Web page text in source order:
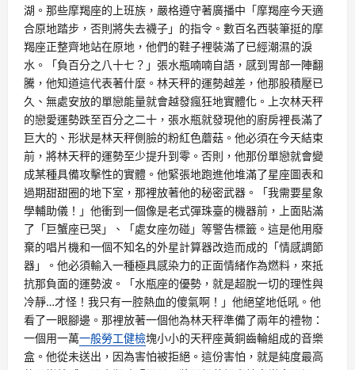
湖。那些摩羯座的上班族，嚴格遵守著廣播中「摩羯座今天適
合原地踏步，否則將失去襪子」的指令。數百名西裝筆挺的摩
羯座正整齊地站在原地，他們的鞋子裡裝滿了已經潮濕的淚
水。「負百分之八十七？」張水瓶喃喃自語，感到胃部一陣翻
騰，他知道這代表著什麼。林天秤的運勢越差，他那股積壓已
久、無處安放的單戀能量就會越發瘋狂地實體化。上次林天秤
的戀愛運勢跌至百分之二十，張水瓶就發現他的廚房裡長滿了
巨大的、形狀是林天秤側臉的粉紅色蘑菇。他必須在今天結束
前，將林天秤的運勢至少提升到零。否則，他那份單戀就會變
成某種具備攻擊性的實體。他緊張地跑進他堆滿了星座圖表和
過期甜甜圈的地下室，那裡放著他的秘密武器。「我需要星象
學輔助儀！」他衝到一個像是老式彈珠臺的機器前，上面貼滿
了「巨蟹座已哭」、「處女座勿碰」等警告標籤。這是他用廢
棄的唱片機和一個不知名的外星計算器改造而成的「情感調節
器」。他必須輸入一種極具感染力的正面情緒作為燃料，來抵
抗那負面的運勢波。「水瓶座的優勢，就是超脫一切的理性與
冷靜…才怪！我只有一腔熱血的傻氣啊！」他絕望地低吼。他
看了一眼腳邊。那裡放著一個他為林天秤準備了兩年的禮物：
一個用一萬一般勞工健檢塊小小的天秤座黃銅齒輪組成的音樂
盒。他從未送出，因為害怕被拒絕。這份害怕，就是純度最高